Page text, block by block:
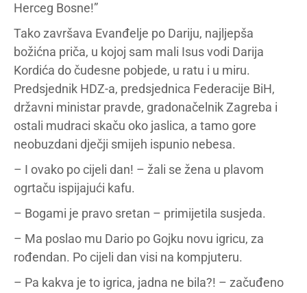
Herceg Bosne!”
Tako završava Evanđelje po Dariju, najljepša
božićna priča, u kojoj sam mali Isus vodi Darija
Kordića do čudesne pobjede, u ratu i u miru.
Predsjednik HDZ-a, predsjednica Federacije BiH,
državni ministar pravde, gradonačelnik Zagreba i
ostali mudraci skaču oko jaslica, a tamo gore
neobuzdani dječji smijeh ispunio nebesa.
– I ovako po cijeli dan! – žali se žena u plavom
ogrtaču ispijajući kafu.
– Bogami je pravo sretan – primijetila susjeda.
– Ma poslao mu Dario po Gojku novu igricu, za
rođendan. Po cijeli dan visi na kompjuteru.
– Pa kakva je to igrica, jadna ne bila?! – začuđeno